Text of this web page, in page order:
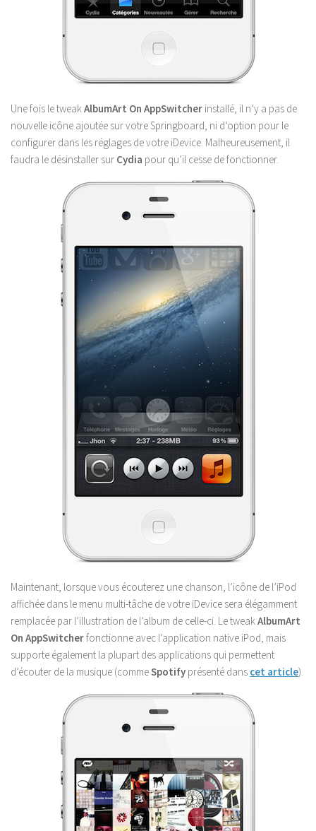
Une fois le tweakAlbumArt On AppSwitcher installé, il n’y a pas de
nouvelle icône ajoutée sur votre Springboard, ni d’option pour le
configurer dans les réglages de votre iDevice. Malheureusement, il
faudra le désinstaller sur Cydia pour qu’il cesse de fonctionner.
Maintenant, lorsque vous écouterez une chanson, l’icône de l’iPod
affichée dans le menu multi-tâche de votre iDevice sera élégamment
remplacée par l’illustration de l’album de celle-ci. Le tweakAlbumArt
On AppSwitcherfonctionne avec l’application native iPod, mais
supporte également la plupart des applications qui permettent
d’écouter de la musique (commeSpotify présenté dans cet article).